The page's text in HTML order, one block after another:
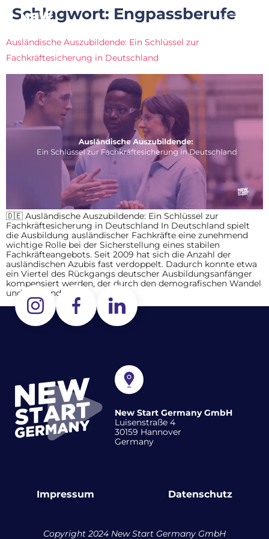
Schlagwort: Engpassberufe
Ausländische Auszubildende: Ein Schlüssel zur
Fachkräftesicherung in Deutschland
🇩🇪 Ausländische Auszubildende: Ein Schlüssel zur
Fachkräftesicherung in Deutschland In Deutschland spielt
die Ausbildung ausländischer Fachkräfte eine zunehmend
wichtige Rolle bei der Sicherstellung eines stabilen
Fachkräfteangebots. Seit 2009 hat sich die Anzahl der
ausländischen Azubis fast verdoppelt. Dadurch konnte etwa
ein Viertel des Rückgangs deutscher Ausbildungsanfänger
kompensiert werden, der durch den demografischen Wandel
und steigende […]
New Start Germany GmbH
Luisenstraße 4
30159 Hannover
Germany
Impressum Datenschutz
Copyright 2024 New Start Germany GmbH